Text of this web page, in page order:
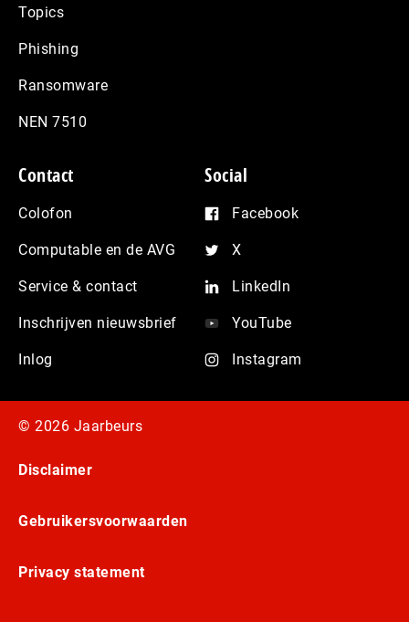
Topics
Phishing
Ransomware
NEN 7510
Contact
Colofon
Computable en de AVG
Service & contact
Inschrijven nieuwsbrief
Inlog
Social
Facebook
X
LinkedIn
YouTube
Instagram
© 2026 Jaarbeurs
Disclaimer
Gebruikersvoorwaarden
Privacy statement